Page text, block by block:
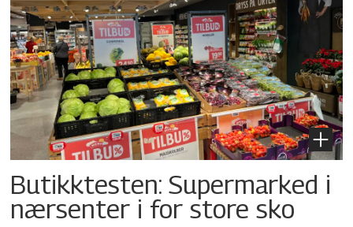
Butikktesten: Supermarked i
nærsenter i for store sko